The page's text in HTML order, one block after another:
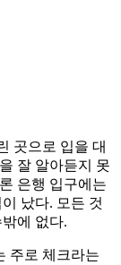
곳으로 입을 대
잘 알아듣지 못
은행 입구에는
났다. 모든 것
에 없다.
주로 체크라는